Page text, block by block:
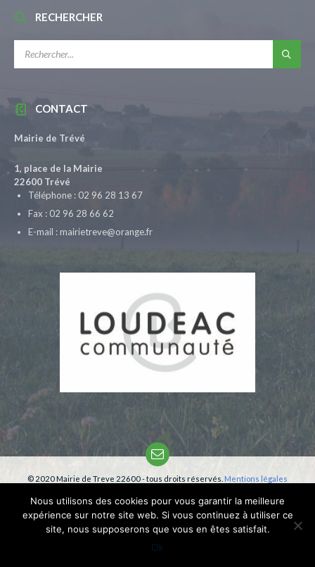
RECHERCHER
CONTACT
Mairie de Trévé
1, place de la Mairie
22600 Trévé
Téléphone : 02 96 28 13 67
Fax : 02 96 28 66 62
E-mail : mairietreve@orange.fr
Email
© 2020 Mairie de Treve 22600 - tous droits réservés. Mentions légales
Nous utilisons des cookies pour vous garantir la meilleure
expérience sur notre site web. Si vous continuez à utiliser ce
site, nous supposerons que vous en êtes satisfait.
Ok